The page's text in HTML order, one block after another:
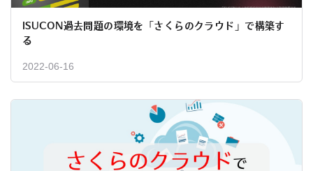
ISUCON過去問題の環境を「さくらのクラウド」で構築す
る
2022-06-16